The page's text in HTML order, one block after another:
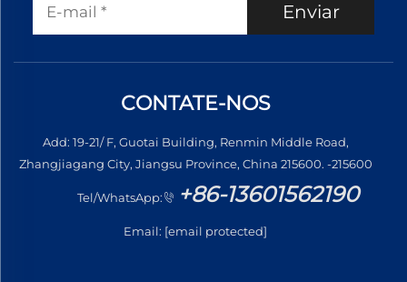
Enviar
CONTATE-NOS
Add: 19-21/ F, Guotai Building, Renmin Middle Road,
Zhangjiagang City, Jiangsu Province, China 215600. -215600
Tel/WhatsApp: +86-13601562190
Email: [email protected]